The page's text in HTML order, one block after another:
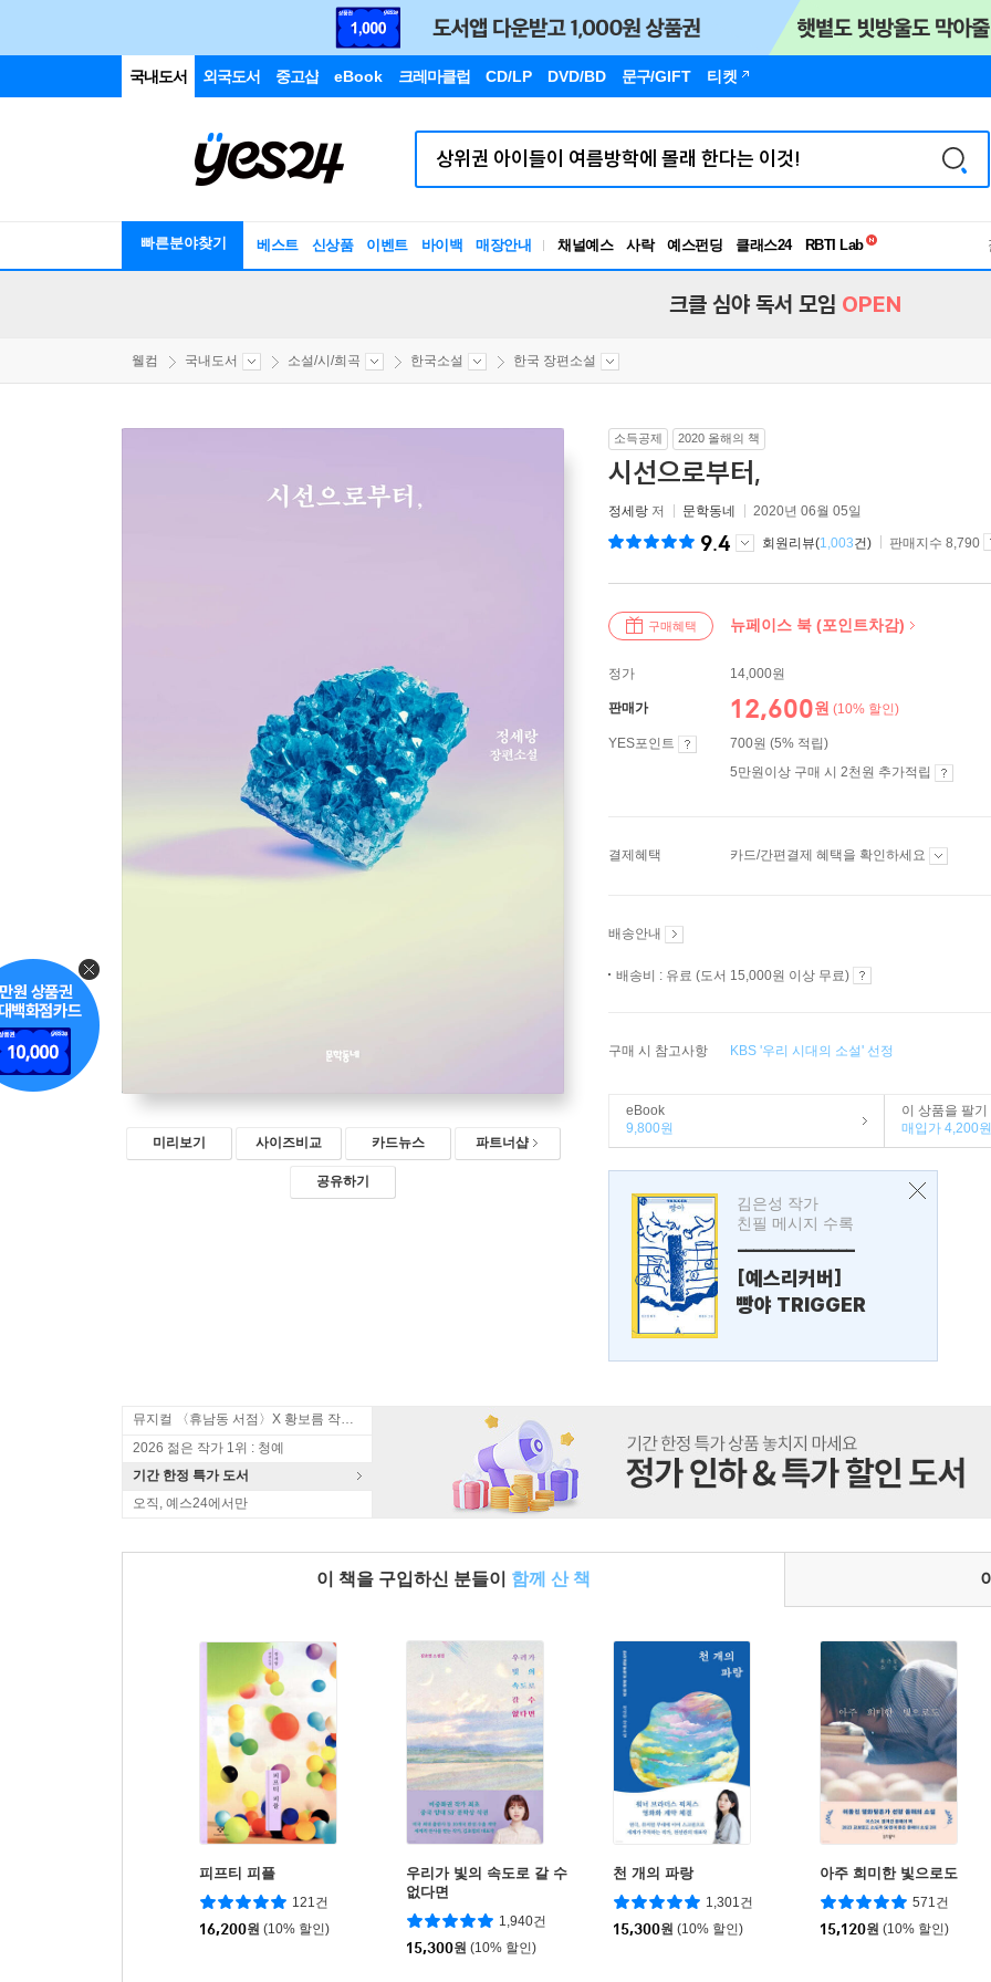
국내도서 외국도서 중고샵 eBook 크레마클럽 CD/LP DVD/BD 문구/GIFT 티켓
빠른분야찾기 베스트 신상품 이벤트 바이백 매장안내 채널예스 사락 예스펀딩 클래스24
RBTI Lab
독서유형검사
크클 심야 독서 모임 OPEN
웰컴 국내도서 소설/시/희곡 한국소설 한국 장편소설
미리보기 사이즈비교 카드뉴스 파트너샵
공유하기
소득공제 2020 올해의 책
시선으로부터,
정세랑 저 문학동네 2020년 06월 05일
9.4 회원리뷰(1,003건) 판매지수 8,790
구매혜택 뉴페이스 북 (포인트차감)
정가 14,000원
판매가 12,600원 (10% 할인)
YES포인트
700원 (5% 적립)
5만원이상 구매 시 2천원 추가적립
결제혜택 카드/간편결제 혜택을 확인하세요
배송안내
배송비 : 유료 (도서 15,000원 이상 무료)
구매 시 참고사항 KBS '우리 시대의 소설' 선정
eBook
9,800원
이 상품을 팔기
매입가 4,200원
김은성 작가
친필 메시지 수록
---------------
[예스리커버]
빵야 TRIGGER
뮤지컬 〈휴남동 서점〉X 황보름 작가 북토크
2026 젊은 작가 1위 : 청예
기간 한정 특가 도서
오직, 예스24에서만
이 책을 구입하신 분들이 함께 산 책
피프티 피플
121건
16,200원 (10% 할인)
우리가 빛의 속도로 갈 수
없다면
1,940건
15,300원 (10% 할인)
천 개의 파랑
1,301건
15,300원 (10% 할인)
아주 희미한 빛으로도
571건
15,120원 (10% 할인)